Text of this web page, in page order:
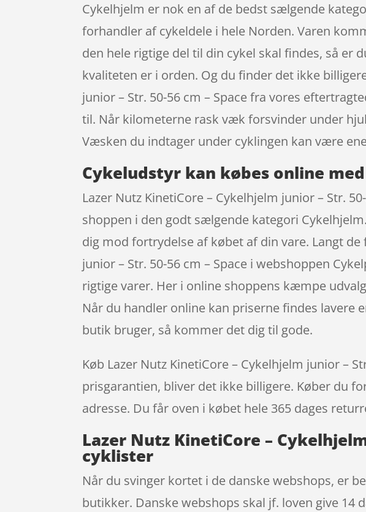
Cykelhjelm er nok en af de bedst sælgende
forhandler af cykeldele i hele Norden. Varen
den hele rigtige del til din cykel skal findes, så er
kvaliteten er i orden. Og du finder det ikke
junior – Str. 50-56 cm – Space fra vores
til. Når kilometerne rask væk forsvinder under
Væsken du indtager under cyklingen kan være
Cykeludstyr kan købes online
Lazer Nutz KinetiCore – Cykelhjelm junior – Str.
shoppen i den godt sælgende kategori
dig mod fortrydelse af købet af din vare. Langt
junior – Str. 50-56 cm – Space i webshoppen
rigtige varer. Her i online shoppens kæmpe
Når du handler online kan priserne findes lavere
butik bruger, så kommer det dig til gode.
Køb Lazer Nutz KinetiCore – Cykelhjelm junior –
prisgarantien, bliver det ikke billigere. Køber du
adresse. Du får oven i købet hele 365 dages
Lazer Nutz KinetiCore –
cyklister
Når du svinger kortet i de danske webshops, er
butikker. Danske webshops skal jf. loven give